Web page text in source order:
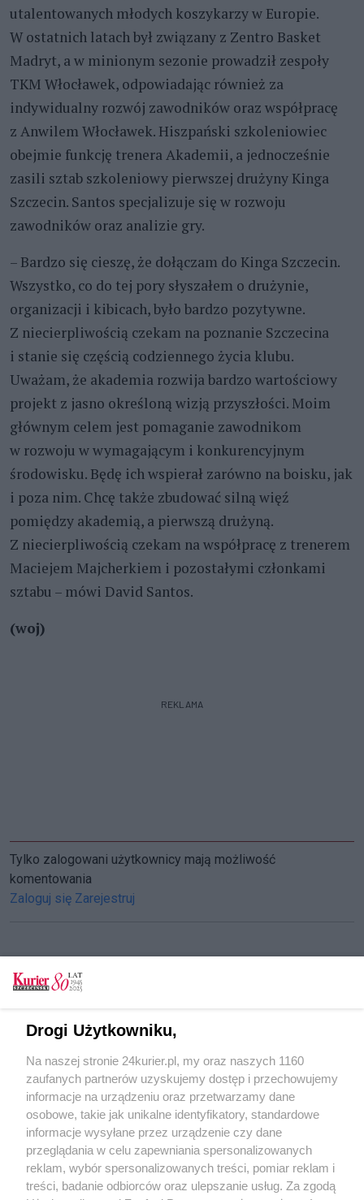
utalentowanych młodych koszykarzy w Europie.
W ostatnich latach był związany z Zentro Basket
Madryt, a w minionym sezonie prowadził zespoły
TKM Włocławek, odpowiadając również za
indywidualny rozwój zawodników oraz współpracę
z Anwilem Włocławek. Hiszpański szkoleniowiec
obejmie funkcję trenera Akademii, a jednocześnie
zasili sztab szkoleniowy pierwszej drużyny Kinga
Szczecin. Santos specjalizuje się w rozwoju
zawodników oraz analizie gry.
– Bardzo się cieszę, że dołączam do Kinga Szczecin.
Wszystko, co do tej pory słyszałem o drużynie,
organizacji i kibicach, było bardzo pozytywne.
Z niecierpliwością czekam na poznanie Szczecina
i stanie się częścią codziennego życia klubu.
Uważam, że akademia rozwija bardzo wartościowy
projekt z jasno określoną wizją przyszłości. Moim
głównym celem jest pomaganie zawodnikom
w rozwoju w wymagającym i konkurencyjnym
środowisku. Będę ich wspierał zarówno na boisku, jak
i poza nim. Chcę także zbudować silną więź
pomiędzy akademią, a pierwszą drużyną.
Z niecierpliwością czekam na współpracę z trenerem
Maciejem Majcherkiem i pozostałymi członkami
sztabu – mówi David Santos.
(woj)
REKLAMA
Tylko zalogowani użytkownicy mają możliwość
komentowania
Zaloguj się Zarejestruj
CZYTAJ TAKŻE
Koszykówka. King w tarapatach
Koszykówka. King bez liderów i drugiej
wygranej
POGODA
26℃
Drogi Użytkowniku,
Na naszej stronie 24kurier.pl, my oraz naszych 1160
zaufanych partnerów uzyskujemy dostęp i przechowujemy
informacje na urządzeniu oraz przetwarzamy dane
osobowe, takie jak unikalne identyfikatory, standardowe
informacje wysyłane przez urządzenie czy dane
przeglądania w celu zapewniania spersonalizowanych
reklam, wybór spersonalizowanych treści, pomiar reklam i
treści, badanie odbiorców oraz ulepszanie usług. Za zgodą